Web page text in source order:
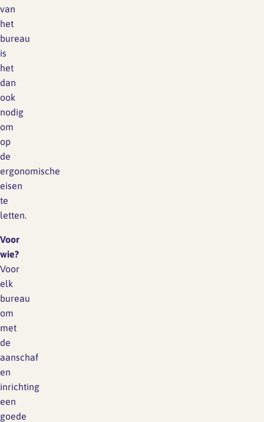
van
het
bureau
is
het
dan
ook
nodig
om
op
de
ergonomische
eisen
te
letten.
Voor
wie?
Voor
elk
bureau
om
met
de
aanschaf
en
inrichting
een
goede